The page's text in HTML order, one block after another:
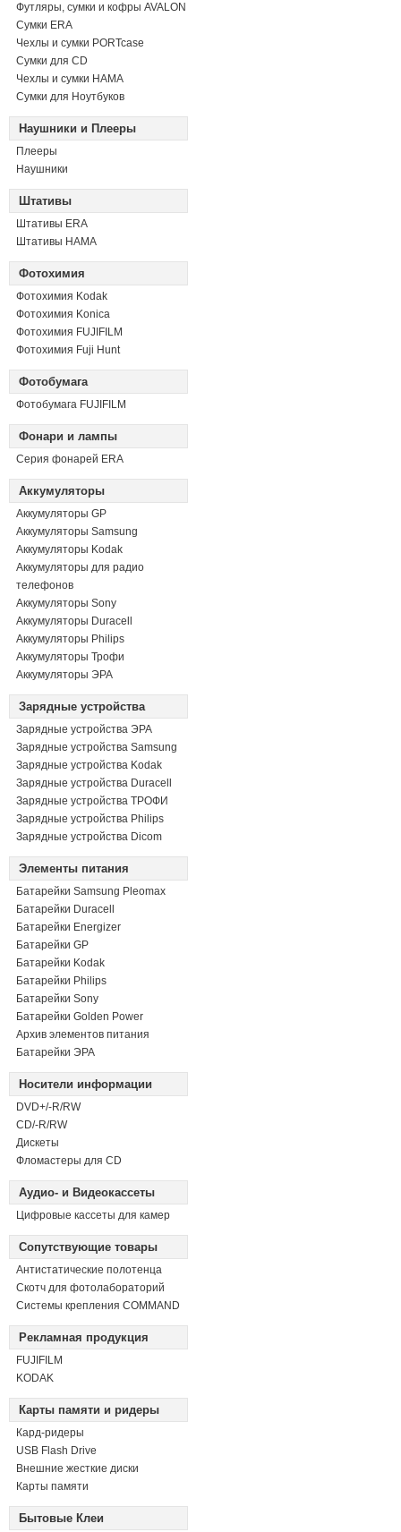
Футляры, сумки и кофры AVALON
Сумки ERA
Чехлы и сумки PORTcase
Сумки для CD
Чехлы и сумки HAMA
Сумки для Ноутбуков
Наушники и Плееры
Плееры
Наушники
Штативы
Штативы ERA
Штативы HAMA
Фотохимия
Фотохимия Kodak
Фотохимия Konica
Фотохимия FUJIFILM
Фотохимия Fuji Hunt
Фотобумага
Фотобумага FUJIFILM
Фонари и лампы
Серия фонарей ERA
Аккумуляторы
Аккумуляторы GP
Аккумуляторы Samsung
Аккумуляторы Kodak
Аккумуляторы для радио
телефонов
Аккумуляторы Sony
Аккумуляторы Duracell
Аккумуляторы Philips
Аккумуляторы Трофи
Аккумуляторы ЭРА
Зарядные устройства
Зарядные устройства ЭРА
Зарядные устройства Samsung
Зарядные устройства Kodak
Зарядные устройства Duracell
Зарядные устройства ТРОФИ
Зарядные устройства Philips
Зарядные устройства Dicom
Элементы питания
Батарейки Samsung Pleomax
Батарейки Duracell
Батарейки Energizer
Батарейки GP
Батарейки Kodak
Батарейки Philips
Батарейки Sony
Батарейки Golden Power
Архив элементов питания
Батарейки ЭРА
Носители информации
DVD+/-R/RW
СD/-R/RW
Дискеты
Фломастеры для CD
Аудио- и Видеокассеты
Цифровые кассеты для камер
Сопутствующие товары
Антистатические полотенца
Скотч для фотолабораторий
Системы крепления COMMAND
Рекламная продукция
FUJIFILM
KODAK
Карты памяти и ридеры
Кард-ридеры
USB Flash Drive
Внешние жесткие диски
Карты памяти
Бытовые Клеи